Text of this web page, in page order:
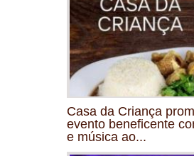
Casa da Criança
evento beneficente
e música ao...